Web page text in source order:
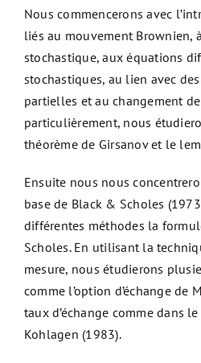
Nous commencerons avec
liés au mouvement Brownien,
stochastique, aux équations
stochastiques, au lien avec
partielles et au changement
particulièrement, nous
théorème de Girsanov et le
Ensuite nous nous
base de Black & Scholes
différentes méthodes la
Scholes. En utilisant la
mesure, nous étudierons
comme l’option d’échange de
taux d’échange comme dans
Kohlagen (1983).